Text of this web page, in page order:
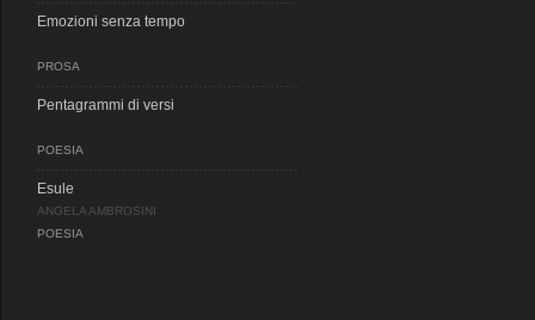
Emozioni senza tempo
PROSA
Pentagrammi di versi
POESIA
Esule
ANGELA AMBROSINI
POESIA